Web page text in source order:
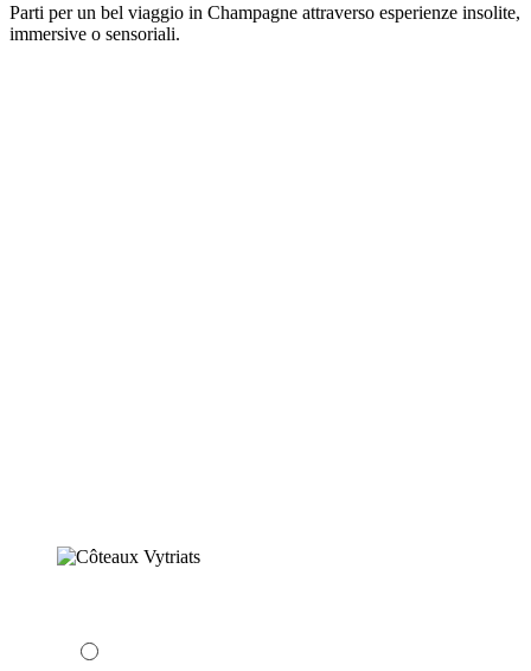
Parti per un bel viaggio in Champagne attraverso esperienze insolite,
immersive o sensoriali.